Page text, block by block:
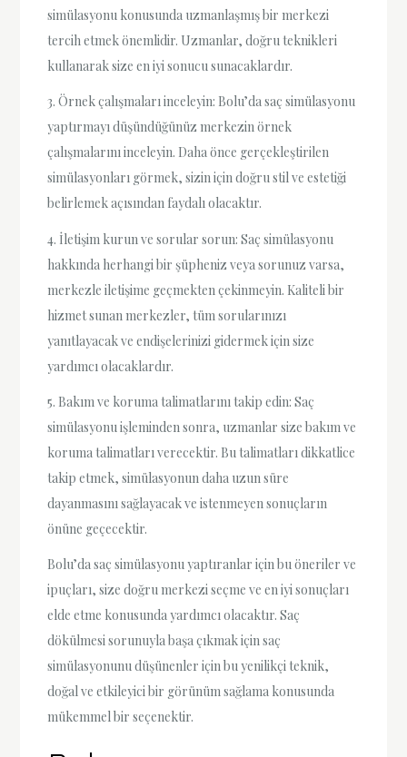
simülasyonu konusunda uzmanlaşmış bir merkezi
tercih etmek önemlidir. Uzmanlar, doğru teknikleri
kullanarak size en iyi sonucu sunacaklardır.
3. Örnek çalışmaları inceleyin: Bolu’da saç simülasyonu
yaptırmayı düşündüğünüz merkezin örnek
çalışmalarını inceleyin. Daha önce gerçekleştirilen
simülasyonları görmek, sizin için doğru stil ve estetiği
belirlemek açısından faydalı olacaktır.
4. İletişim kurun ve sorular sorun: Saç simülasyonu
hakkında herhangi bir şüpheniz veya sorunuz varsa,
merkezle iletişime geçmekten çekinmeyin. Kaliteli bir
hizmet sunan merkezler, tüm sorularınızı
yanıtlayacak ve endişelerinizi gidermek için size
yardımcı olacaklardır.
5. Bakım ve koruma talimatlarını takip edin: Saç
simülasyonu işleminden sonra, uzmanlar size bakım ve
koruma talimatları verecektir. Bu talimatları dikkatlice
takip etmek, simülasyonun daha uzun süre
dayanmasını sağlayacak ve istenmeyen sonuçların
önüne geçecektir.
Bolu’da saç simülasyonu yaptıranlar için bu öneriler ve
ipuçları, size doğru merkezi seçme ve en iyi sonuçları
elde etme konusunda yardımcı olacaktır. Saç
dökülmesi sorunuyla başa çıkmak için saç
simülasyonunu düşünenler için bu yenilikçi teknik,
doğal ve etkileyici bir görünüm sağlama konusunda
mükemmel bir seçenektir.